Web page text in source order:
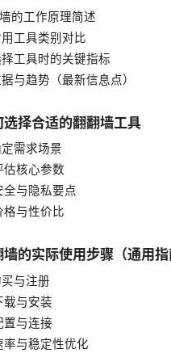
的工作原理简述
用工具类别对比
择工具时的关键指标
与趋势（最新信息点）
选择合适的翻翻墙工具
定需求场景
估核心参数
全与隐私要点
格与性价比
的实际使用步骤（通用指
与注册
载与安装
置与连接
率与稳定性优化